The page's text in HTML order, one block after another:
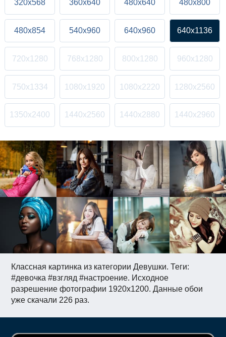
Классная картинка из категории Девушки. Теги:
#девочка #взгляд #настроение. Исходное
разрешение фотографии 1920x1200. Данные обои
уже скачали 226 раз.
320x568 360x640 480x640 480x800
480x854 540x960 640x960 640x1136
720x1280 768x1280 800x1280 960x1280
750x1334 1080x1920 1080x2220 1280x2560
1350x2400 1440x2560 1440x2880 1440x2960